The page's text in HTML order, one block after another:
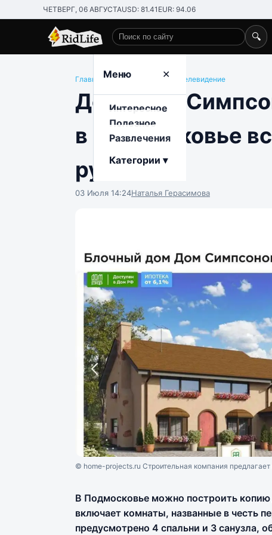
ЧЕТВЕРГ, 06 АВГУСТАUSD: 81.41 EUR: 94.06
Поиск по сайту
🔍
Меню ✕
Интересное
Полезное
Развлечения
Категории ▾
Главная/Развлечения Кино и телевидение
Дом как у
в Подмосковье
рублей
03 Июля 14:24Наталья Герасимова
© home-projects.ru Строительная компания
В Подмосковье можно построить
включает комнаты, названные в честь
предусмотрено 4 спальни и 3 санузла,